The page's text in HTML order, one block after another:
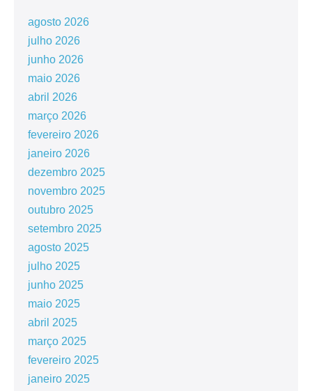
agosto 2026
julho 2026
junho 2026
maio 2026
abril 2026
março 2026
fevereiro 2026
janeiro 2026
dezembro 2025
novembro 2025
outubro 2025
setembro 2025
agosto 2025
julho 2025
junho 2025
maio 2025
abril 2025
março 2025
fevereiro 2025
janeiro 2025